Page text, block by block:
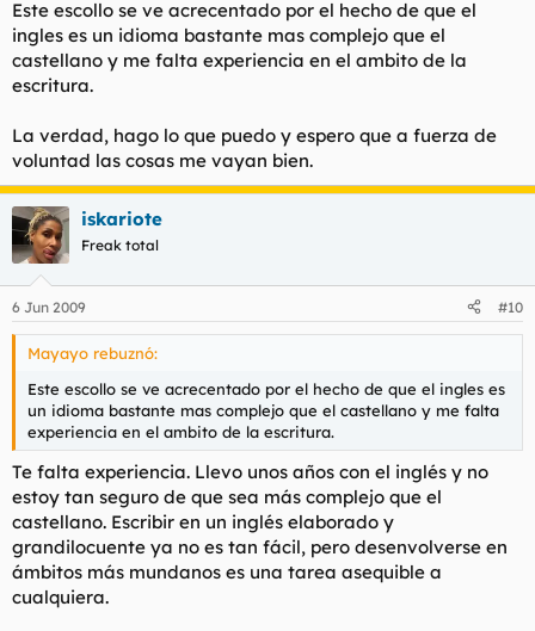
Este escollo se ve acrecentado por el hecho de que el
ingles es un idioma bastante mas complejo que el
castellano y me falta experiencia en el ambito de la
escritura.
La verdad, hago lo que puedo y espero que a fuerza de
voluntad las cosas me vayan bien.
iskariote
Freak total
6 Jun 2009 #10
Mayayo rebuznó:
Este escollo se ve acrecentado por el hecho de que el ingles es
un idioma bastante mas complejo que el castellano y me falta
experiencia en el ambito de la escritura.
Te falta experiencia. Llevo unos años con el inglés y no
estoy tan seguro de que sea más complejo que el
castellano. Escribir en un inglés elaborado y
grandilocuente ya no es tan fácil, pero desenvolverse en
ámbitos más mundanos es una tarea asequible a
cualquiera.